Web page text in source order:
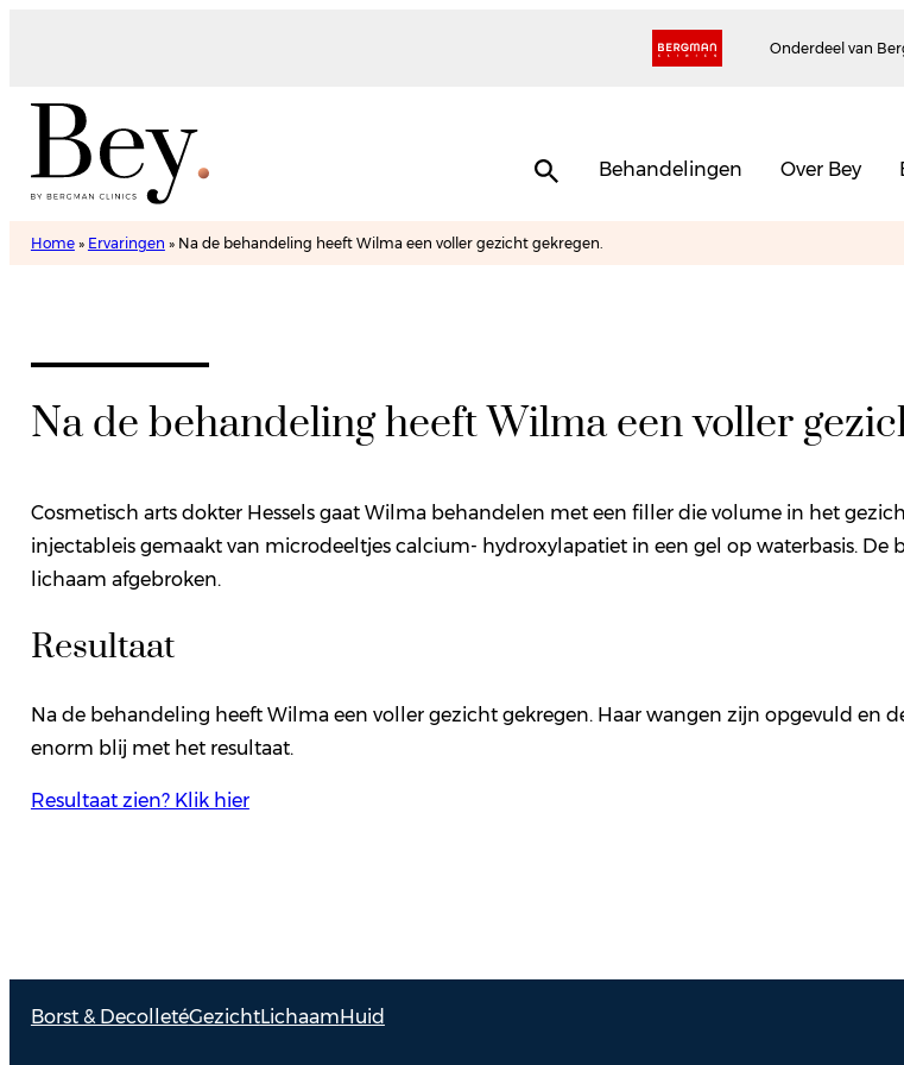
Onderdeel van
Behandelingen Over Bey
Home» Ervaringen » Na de behandeling heeft Wilma een voller gezicht gekregen.
Na de behandeling heeft Wilma een voller
Cosmetisch arts dokter Hessels gaat Wilma behandelen met een filler die volume in het
injectableis gemaakt van microdeeltjes calcium- hydroxylapatiet in een gel op waterbasis.
lichaam afgebroken.
Resultaat
Na de behandeling heeft Wilma een voller gezicht gekregen. Haar wangen zijn opgevuld en
enorm blij met het resultaat.
Resultaat zien? Klik hier
Borst & DecolletéGezichtLichaamHuid